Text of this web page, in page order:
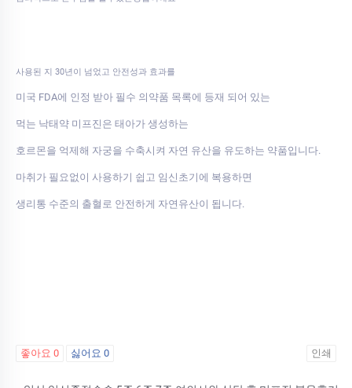
사용된 지 30년이 넘었고 안전성과 효과를
미국 FDA에 인정 받아 필수 의약품 목록에 등재 되어 있는
먹는 낙태약 미프진은 태아가 생성하는
호르몬을 억제해 자궁을 수축시켜 자연 유산을 유도하는 약품입니다.
마취가 필요없이 사용하기 쉽고 임신초기에 복용하면
생리통 수준의 출혈로 안전하게 자연유산이 됩니다.
좋아요 0 싫어요 0 인쇄